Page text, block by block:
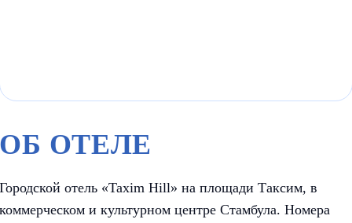
ОБ ОТЕЛЕ
Городской отель «Taxim Hill» на площади Таксим, в
коммерческом и культурном центре Стамбула. Номера